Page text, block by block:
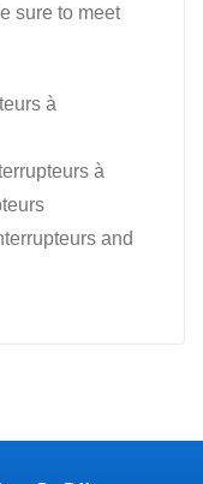
sure to meet
à
à
and